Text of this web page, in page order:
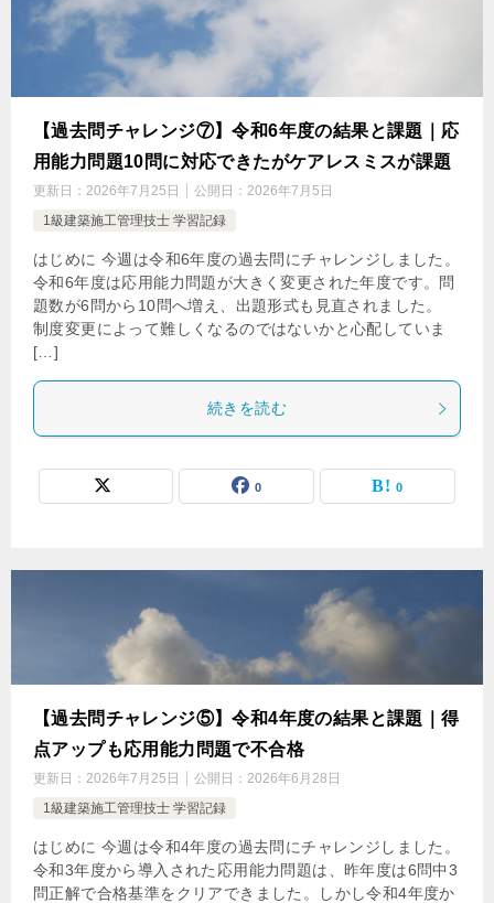
【過去問チャレンジ⑦】令和6年度の結果と課題｜応
用能力問題10問に対応できたがケアレスミスが課題
更新日： 2026年7月25日 公開日： 2026年7月5日
1級建築施工管理技士 学習記録
はじめに 今週は令和6年度の過去問にチャレンジしました。
令和6年度は応用能力問題が大きく変更された年度です。問
題数が6問から10問へ増え、出題形式も見直されました。
制度変更によって難しくなるのではないかと心配していま
[…]
続きを読む
0 0
【過去問チャレンジ⑤】令和4年度の結果と課題｜得
点アップも応用能力問題で不合格
更新日： 2026年7月25日 公開日： 2026年6月28日
1級建築施工管理技士 学習記録
はじめに 今週は令和4年度の過去問にチャレンジしました。
令和3年度から導入された応用能力問題は、昨年度は6問中3
問正解で合格基準をクリアできました。しかし令和4年度か